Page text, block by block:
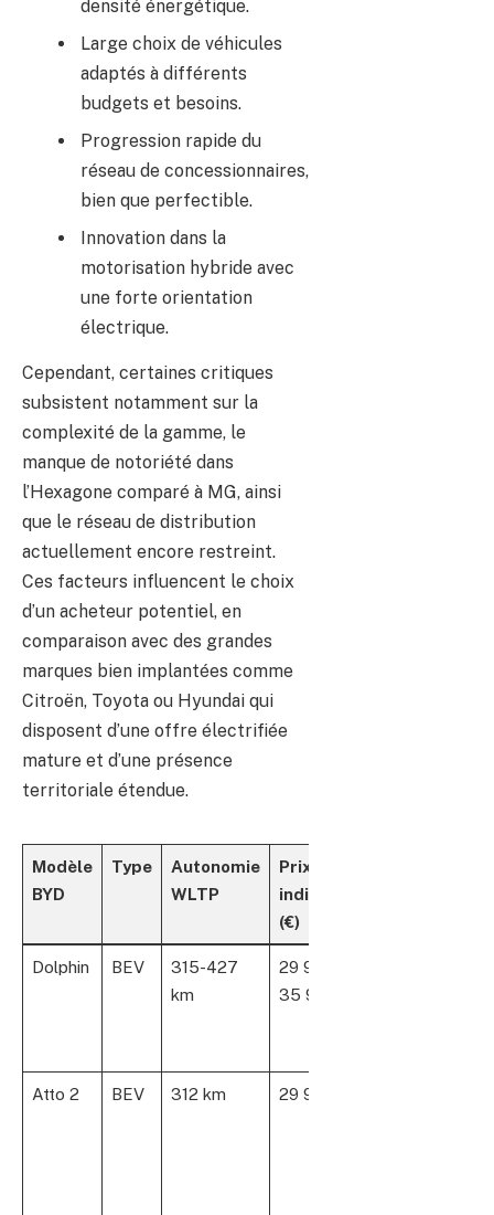
densité énergétique.
Large choix de véhicules
adaptés à différents
budgets et besoins.
Progression rapide du
réseau de concessionnaires,
bien que perfectible.
Innovation dans la
motorisation hybride avec
une forte orientation
électrique.
Cependant, certaines critiques
subsistent notamment sur la
complexité de la gamme, le
manque de notoriété dans
l’Hexagone comparé à MG, ainsi
que le réseau de distribution
actuellement encore restreint.
Ces facteurs influencent le choix
d’un acheteur potentiel, en
comparaison avec des grandes
marques bien implantées comme
Citroën, Toyota ou Hyundai qui
disposent d’une offre électrifiée
mature et d’une présence
territoriale étendue.
Modèle
BYD
Type
Autonomie
WLTP
Prix
indicatif
(€)
Dolphin BEV
315-427
km
29 990 –
35 990
Atto 2 BEV 312 km 29 990